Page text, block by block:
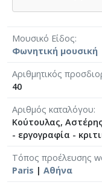
Μουσικό Είδος
Φωνητική μουσική
Αριθμητικός
40
Αριθμός καταλόγου
Κούτουλας,
- εργογραφία -
Τόπος προέλευσης
Paris | Αθήνα